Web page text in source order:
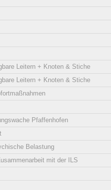
Leitern + Knoten & Stiche
Leitern + Knoten & Stiche
Pfaffenhofen
Belastung
mit der ILS